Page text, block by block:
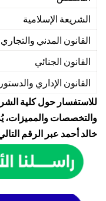
الشريعة الإسلامية
القانون المدني والتجاري
القانون الجنائي
القانون الإداري
للاستفسار حول كلية
والتخصصات والمميزات،
خالد أحمد عبر الرقم